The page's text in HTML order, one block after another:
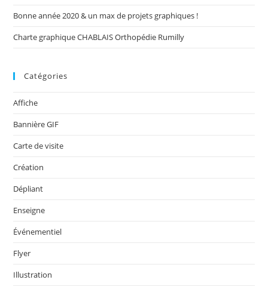
Bonne année 2020 & un max de projets graphiques !
Charte graphique CHABLAIS Orthopédie Rumilly
Catégories
Affiche
Bannière GIF
Carte de visite
Création
Dépliant
Enseigne
Événementiel
Flyer
Illustration